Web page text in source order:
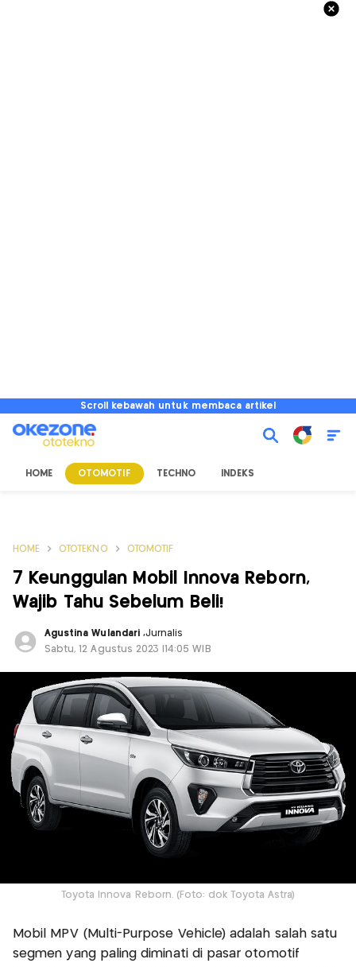
Scroll kebawah untuk membaca artikel
HOME OTOMOTIF TECHNO INDEKS
HOME OTOTEKNO OTOMOTIF
7 Keunggulan Mobil Innova Reborn,
Wajib Tahu Sebelum Beli!
Agustina Wulandari ,Jurnalis
Sabtu, 12 Agustus 2023 |14:05 WIB
Toyota Innova Reborn. (Foto: dok Toyota Astra)
Mobil MPV (Multi-Purpose Vehicle) adalah salah satu
segmen yang paling diminati di pasar otomotif